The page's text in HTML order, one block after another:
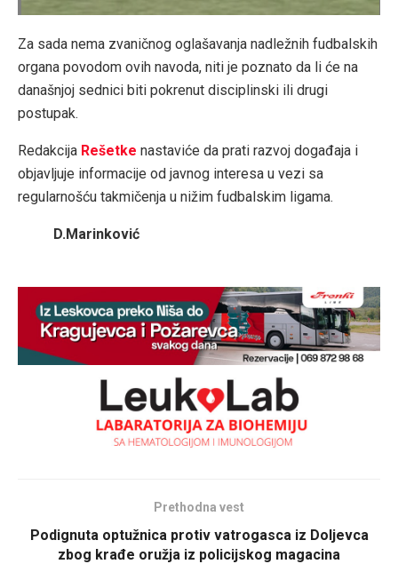
Za sada nema zvaničnog oglašavanja nadležnih fudbalskih
organa povodom ovih navoda, niti je poznato da li će na
današnjoj sednici biti pokrenut disciplinski ili drugi
postupak.
Redakcija Rešetke nastaviće da prati razvoj događaja i
objavljuje informacije od javnog interesa u vezi sa
regularnošću takmičenja u nižim fudbalskim ligama.
D.Marinković
Prethodna vest
Podignuta optužnica protiv vatrogasca iz Doljevca
zbog krađe oružja iz policijskog magacina